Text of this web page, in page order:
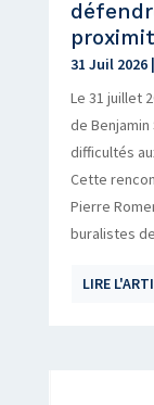
31 Juil 2026|
Le 31 juillet
de
difficultés
Cette
Pierre
buralistes
LIRE